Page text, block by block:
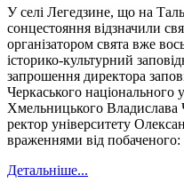
У селі Легедзине, що на
сонцестояння відзначили
організатором свята вже
історико-культурний
запрошення директора
Черкаського національного
Хмельницького Владислава
ректор університету
враженнями від побаченого:
Детальніше...